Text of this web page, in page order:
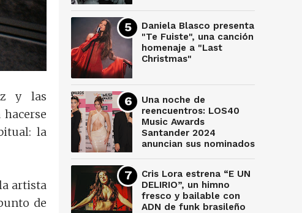
y las
la
artista
de
Daniela Blasco presenta
"Te Fuiste", una canción
homenaje a "Last
Christmas"
Una noche de
reencuentros: LOS40
Music Awards
Santander 2024
anuncian sus nominados
Cris Lora estrena “E UN
DELIRIO”, un himno
fresco y bailable con
ADN de funk brasileño